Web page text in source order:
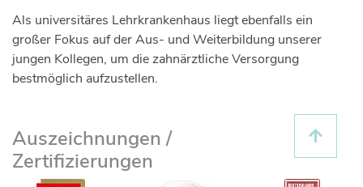
Als universitäres Lehrkrankenhaus liegt ebenfalls ein
großer Fokus auf der Aus- und Weiterbildung unserer
jungen Kollegen, um die zahnärztliche Versorgung
bestmöglich aufzustellen.
Auszeichnungen /
Zertifizierungen